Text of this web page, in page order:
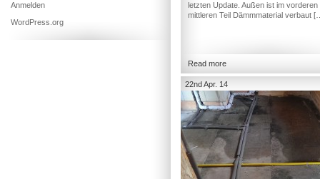
letzten Update. Außen ist im vorderen
mittleren Teil Dämmmaterial verbaut
Read more
22nd Apr. 14
Anmelden
WordPress.org